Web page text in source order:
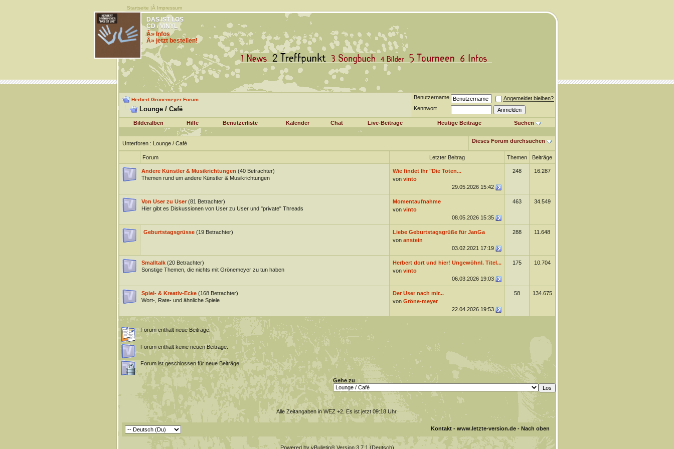
Startseite |Â Impressum
DAS IST LOS
CD / VINYL
Â» Infos
Â» jetzt bestellen!
Herbert Grönemeyer Forum
Lounge / Café
Benutzername
Angemeldet bleiben?
Kennwort
Bilderalben Hilfe Benutzerliste Kalender Chat Live-Beiträge Heutige Beiträge Suchen
Unterforen: Lounge / Café Dieses Forum durchsuchen
Forum Letzter Beitrag Themen Beiträge
Andere Künstler & Musikrichtungen (40 Betrachter)
Themen rund um andere Künstler & Musikrichtungen
Wie findet Ihr "Die Toten...
von vinto
29.05.2026 15:42
248 16.287
Von User zu User (81 Betrachter)
Hier gibt es Diskussionen von User zu User und "private" Threads
Momentaufnahme
von vinto
08.05.2026 15:35
463 34.549
Geburtstagsgrüsse (19 Betrachter)
Liebe Geburtstagsgrüße für JanGa
von anstein
03.02.2021 17:19
288 11.648
Smalltalk (20 Betrachter)
Sonstige Themen, die nichts mit Grönemeyer zu tun haben
Herbert dort und hier! Ungewöhnl. Titel...
von vinto
06.03.2026 19:03
175 10.704
Spiel- & Kreativ-Ecke (168 Betrachter)
Wort-, Rate- und ähnliche Spiele
Der User nach mir...
von Gröne-meyer
22.04.2026 19:53
58 134.675
Forum enthält neue Beiträge.
Forum enthält keine neuen Beiträge.
Forum ist geschlossen für neue Beiträge.
Gehe zu
Alle Zeitangaben in WEZ +2. Es ist jetzt09:18Uhr.
Kontakt- www.letzte-version.de- Nach oben
Powered by vBulletin® Version 3.7.1 (Deutsch)